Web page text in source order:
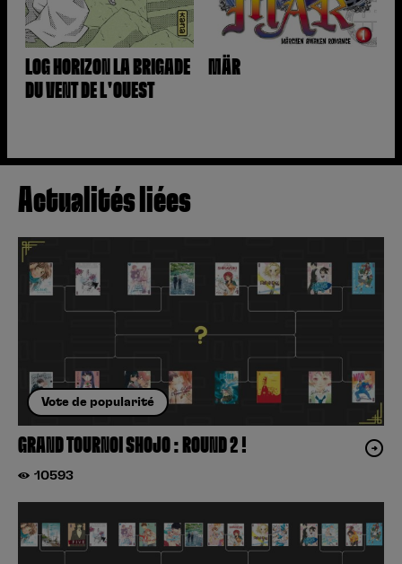
LOG HORIZON LA BRIGADE
DU VENT DE L'OUEST
MÄR
Actualités liées
Vote de popularité
GRAND TOURNOI SHOJO : ROUND 2 !
10593